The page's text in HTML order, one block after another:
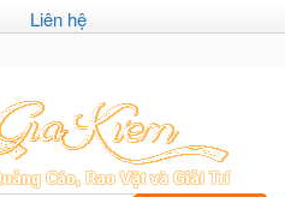
Liên hệ